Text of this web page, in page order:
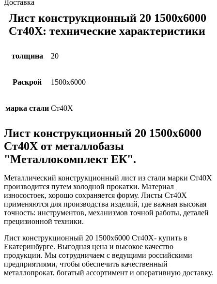
Доставка
Лист конструкционный 20 1500х6000
Ст40Х: технические характеристики
толщина 20
Раскрой 1500х6000
марка стали Ст40Х
Лист конструкционный 20 1500х6000
Ст40Х от металлобазы
"Металлокомплект ЕК".
Металлический конструкционный лист из стали марки Ст40Х
производится путем холодной прокатки. Материал
износостоек, хорошо сохраняется форму. Листы Ст40Х
применяются для производства изделий, где важная высокая
точность: инструментов, механизмов точной работы, деталей
прецизионной техники.
Лист конструкционный 20 1500х6000 Ст40Х- купить в
Екатеринбурге. Выгодная цена и высокое качество
продукции. Мы сотрудничаем с ведущими российскими
предприятиями, чтобы обеспечить качественный
металлопрокат, богатый ассортимент и оперативную доставку.